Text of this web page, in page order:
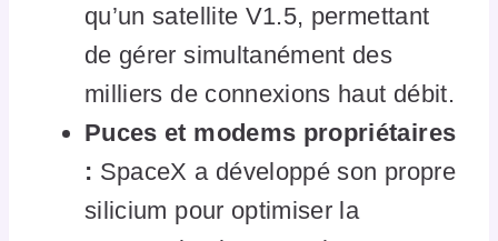
qu’un satellite V1.5, permettant
de gérer simultanément des
milliers de connexions haut débit.
Puces et modems propriétaires
: SpaceX a développé son propre
silicium pour optimiser la